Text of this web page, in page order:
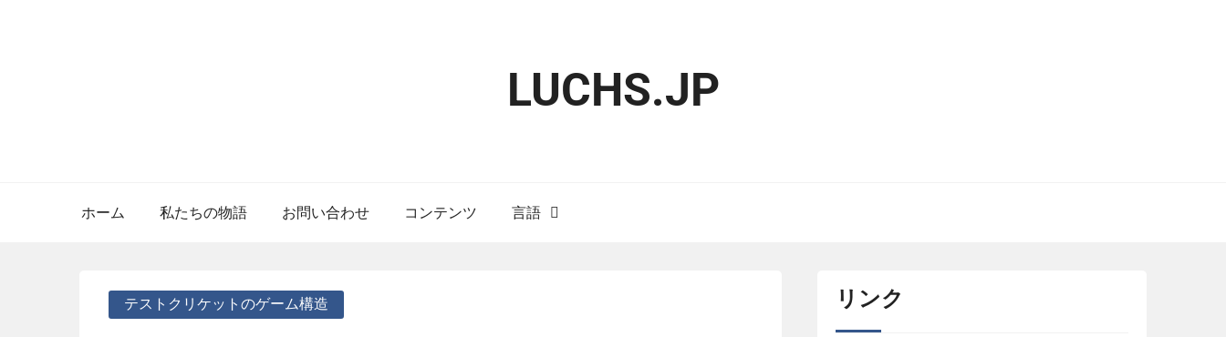
LUCHS.JP
ホーム 私たちの物語 お問い合わせ コンテンツ 言語
テストクリケットのゲーム構造 リンク